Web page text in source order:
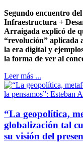
Segundo encuentro
Infraestructura +
Arraigada explicó de
“revolución” aplicada
la era digital y
la forma de ver al
Leer más ...
“La geopolítica,
globalización tal
su visión del